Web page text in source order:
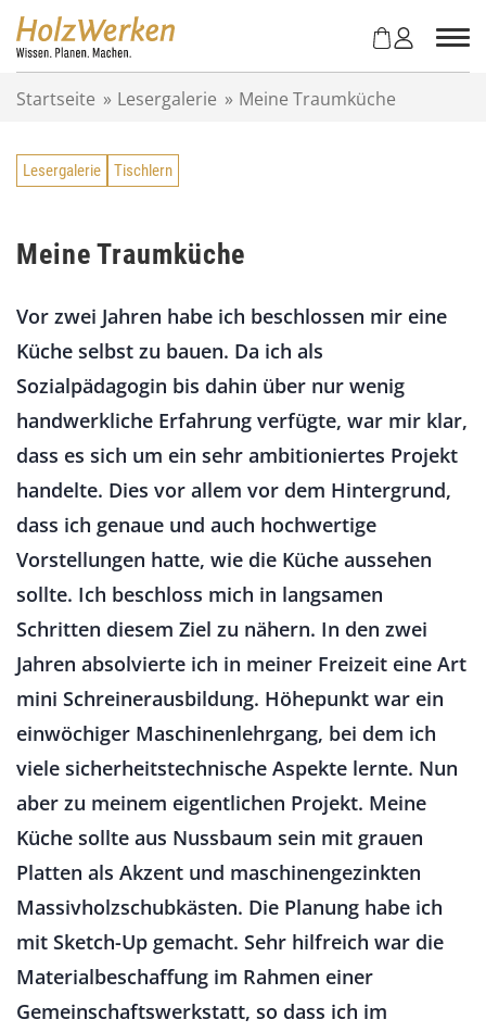
Startseite » Lesergalerie » Meine Traumküche
Lesergalerie Tischlern
Meine Traumküche
Vor zwei Jahren habe ich beschlossen mir eine
Küche selbst zu bauen. Da ich als
Sozialpädagogin bis dahin über nur wenig
handwerkliche Erfahrung verfügte, war mir klar,
dass es sich um ein sehr ambitioniertes Projekt
handelte. Dies vor allem vor dem Hintergrund,
dass ich genaue und auch hochwertige
Vorstellungen hatte, wie die Küche aussehen
sollte. Ich beschloss mich in langsamen
Schritten diesem Ziel zu nähern. In den zwei
Jahren absolvierte ich in meiner Freizeit eine Art
mini Schreinerausbildung. Höhepunkt war ein
einwöchiger Maschinenlehrgang, bei dem ich
viele sicherheitstechnische Aspekte lernte. Nun
aber zu meinem eigentlichen Projekt. Meine
Küche sollte aus Nussbaum sein mit grauen
Platten als Akzent und maschinengezinkten
Massivholzschubkästen. Die Planung habe ich
mit Sketch-Up gemacht. Sehr hilfreich war die
Materialbeschaffung im Rahmen einer
Gemeinschaftswerkstatt, so dass ich im